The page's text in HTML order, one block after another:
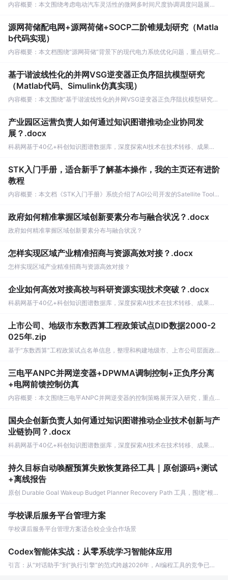
内容概要：本文围绕考虑电动汽车灵活性的微网多时间尺度协调调度问题展开研究，提出了一种基于Matlab的代码实现方案。研究充分利用电动汽车作为移动储能单元所具有的时空灵活性，将其整合到微网能量管理系统中，构建了涵盖日前计划与实时调整两个时间尺度的协调优化调度模型。模型综合考虑了可再生能源（如光伏发电）的波动性、负荷需求变化、分时电价机制以及电动汽车用户的充放电行为等多重因素，通过建立以最小化系统综合运行成本为目标的优化问题，并结合适当的约束条件，采用优化算法求解，从而实现对微网内多种分布式资源的高效协同调度。该方法有效提升了微网对可再生能源的消纳能力和系统运行的经济性与稳定性。; 适合人群：具备一定电力系统基础知识和Matlab编程能力的研究生、科研人员及从事微网、智能电网相关工作的工程技术人员。; 使用场景及目标：①用于教学与科研中深入理解微网多时间尺度调度的机制与建模方法；②为实际微网工程项目中引入电动汽车参与需求响应与调度提供理论依据和可复用的仿真工具；③支撑在能源互联网背景下开展关于需求响应、分布式能源集成及灵活性资源优化利用的前沿研究。; 阅读建议：建议读者结合提供的Matlab代码，逐步理解从问题建模、目标函数设计、约束条件设定到最终优化求解的完整流程，重点关注电动汽车灵活性建模与多时间尺度协调策略的具体实现方式。同时，可通过修改电动汽车渗透率、改变充电策略或调整电价信号等参数进行扩展实验，以深化对系统灵活性资源调度效果与影响因素的理解。
源网荷储配电网+源网荷储+SOCP二阶锥规划研究（Matla
b代码实现）
内容概要：本文档围绕“源网荷储”背景下的现代电力系统优化问题，重点研究基于二阶锥规划（SOCP）的主动配电网优化调度方法，并结合Matlab与Simulink平台实现仿真建模。内容涵盖高渗透率电动汽车接入对配电网承载能力的影响评估、源-网-荷-储协同优化、多时间尺度调度、分布式能源并网控制、储能管理、需求响应及电力系统稳定性分析等关键技术。文档提供了丰富的科研选题与完整的Matlab/Simulink代码实现案例，展示了SOCP在电力系统优化中的建模优势，同时延伸至机器学习、路径规划、信号处理等交叉学科应用，突出数学规划与智能算法在提升系统灵活性与稳定性方面的作用。; 适合人群：适用于具备电力系统、电气工程、自动化或相关专业背景，熟悉Matlab/Simulink仿真环境，从事新能源并网、微电网优化、综合能源系统等方向研究的科研人员、研究生及工程技术人员，尤其适合正在开展高水平学术论文写作或项目开发的专业人士。; 使用场景及目标：①开展含高比例可再生能源与电动汽车接入的配电网承载能力评估与优化调度研究；②掌握基于SOCP的电力系统二阶锥松弛建模与求解方法；③学习光伏、储能、电动汽车等多元设备的协同控制与仿真建模技术；④实现源网荷储协同下的多时间尺度优化策略与Matlab代码开发；⑤拓展至机器学习、路径规划、信号处理等跨学科研究方向。; 阅读建议：建议结合文档附带的网盘资源与完整代码包，按照研究主题循序渐进地实践仿真模型，重点关注SOCP建模流程、YALMIP等优化工具箱的应用，通过复现经典案例加深对电力系统优化理论与工程实现的理解，并在此基础上进行创新性扩展。
基于谐波线性化的并网VSG逆变器正负序阻抗模型研究
（Matlab代码、Simulink仿真实现）
内容概要：本文围绕“基于谐波线性化的并网VSG逆变器正负序阻抗模型研究”展开，结合Matlab代码与Simulink仿真实现，系统探讨了虚拟同步发电机（VSG）在并网运行条件下，尤其是在不平衡电网环境中，其正负序阻抗的建模理论与方法。研究采用谐波线性化技术对VSG这一强非线性系统进行精确的小信号线性化处理，克服了传统线性化方法在处理时变、非线性系统时的局限性，从而建立了能够准确反映系统动态特性的序阻抗模型。该模型为分析VSG并网系统与弱电网之间的交互稳定性提供了坚实的理论基础，并通过详细的仿真验证了所建模型的有效性与准确性，对于提升新能源并网系统的稳定运行能力具有重要意义。; 适合人群：具备电力电子、新能源并网、电力系统自动化或自动控制等相关专业背景，熟练掌握Matlab/Simulink仿真工具，从事新能源发电、微电网控制、阻抗建模与稳定性分析等方向的硕士/博士研究生、科研人员及工程技术人员。; 使用场景及目标：① 深入掌握VSG在电网电压不平衡等复杂工况下的精确建模方法；② 学习并应用谐波线性化这一先进理论解决非线性、时变系统的线性化难题；③ 实现并提取VSG系统的正负序阻抗，完成扫频仿真与奈奎斯特判据分析；④ 评估并网系统的稳定性，为解决实际工程中的振荡问题提供依据，支撑高水平学术论文的撰写与科研项目的深入实施。; 阅读建议：建议读者结合文中提供的Matlab代码与Simulink仿真模型进行同步操作与验证，重点关注谐波线性化的具体实现步骤、关键参数的设置依据以及仿真结果与理论推导的一致性，通过反复调试与对比，深化对VSG系统动态行为和稳定性机理的理解。
产业园区运营负责人如何通过知识图谱推动企业协同发
展？.docx
科易网基于40亿+科创知识图谱数据库，深度探索AI技术在技术转移、成果转化、技术经纪、知识产权、产业创新、科技招商等垂直领域的多样化应用场景，研究科技创新领域的AI+数智化解决方案，推动科技创新与产业创新智能化发展。
STK入门手册，适合新手了解基本操作，我的主页还有进阶
教程
内容概要：本文档《STK入门手册》系统介绍了AGI公司开发的Satellite Tool Kit（STK）软件的基本用法与核心功能，涵盖用户界面操作、地图窗口设置、各类对象（如卫星、航天器、设施、传感器等）的创建与属性定义，以及高级分析模块如高精度轨道预测（HPOP）、长周期轨道内容概要：预测（LOP）、地形本文档为与高分辨率地图《STK入门手册》，介绍了Sat的应用。手册还详细说明了Scellite Tool Kit（STK）软件的基本用enarios的时间设置、单位法与核心功能，配置、数据库管理重点涵盖用户界面操作、地图窗口设置、场景及动画演示等功能，帮助用户进行全面（Scenario）管理的卫星系统仿真、卫星及各类与分析。;对象（如航天器、设施、传感器 适合人群：适用于等）的创建与刚接触STK的新属性配置。手册手用户以及具备详细说明了STK一定经验的卫星系统分析的专业技术特性，包括人员，尤其适合从事高精度轨道预测（HPOP）、长航天、遥感、周期轨道分析（LO通信等领域工程技术人员P）、地形与高分辨率地图模块和研究人员。;、姿态模拟与指向 使用场景及目标：①用于、数据可视化等功能卫星轨道设计、，并提供了对象管理覆盖分析、通、动画设置、单位路计算、传感器配置、数据库调建模等航天用等实用操作任务仿真；指导。附录还包含术语表、文件②支持复杂空间格式说明及高级技术注释。; 适合人群：从事环境下的高精度动力学建模与可视化卫星系统分析、航天分析，提升系统设计与决策效率工程、轨道设计；③辅助等相关领域的科研人员和技术教学培训与工程项目工程师，尤其适合初学者和有一定实践，实现从基础操作到高级经验的STK用户功能的全面掌握。。; 使用; 阅读建议：建议场景及目标：①用于学习和掌握结合STK软件STK软件的基础实际操作同步学习，重点关注操作与高级分析功能；②支持各章节中的属性卫星轨道仿真、覆盖设置与操作流程分析、通路，注意手册中标计算、传感器建注的Notes、模等航天任务的规划与评估；③Hints和Warnings以避免常见错误，辅助教学培训与推荐配合官方教程工程项目中的空间态势与数据库资源深化可视化与数据分析。理解。; 阅读建议：建议结合软件实际操作同步阅读，重点关注各章节中的属性设置、投影类型选择及高级模块说明，注意手册中标注的Notes、Hints和Warnings以避免常见错误。
政府如何精准掌握区域创新要素分布与融合状况？.docx
政府如何精准掌握区域创新要素分布与融合状况？
怎样实现区域产业精准招商与资源高效对接？.docx
怎样实现区域产业精准招商与资源高效对接？
企业如何高效对接高校与科研资源实现技术突破？.docx
科易网基于40亿+科创知识图谱数据库，深度探索AI技术在技术转移、成果转化、技术经纪、知识产权、产业创新、科技招商等垂直领域的多样化应用场景，研究科技创新领域的AI+数智化解决方案，推动科技创新与产业创新智能化发展。
上市公司、地级市东数西算工程政策试点DID数据2000-2
025年.zip
基于“东数西算”工程政策试点名单信息，整理和构建地级市、上市公司层面政策试点DID数据，地级市层面：若地级市布局建设了一体化算力网络数据中心群，则将赋值为1，反之为0。上市公司层面：若上市公司公司所在城市布局建设了一体化算力网络数据中心群，则将赋值为1，反之为0。
三电平ANPC并网逆变器+DPWMA调制控制+正负序分离
+电网前馈控制仿真
内容概要：本文围绕三电平ANPC并网逆变器的控制策略展开深入研究，重点提出了一种融合DPWMA调制控制、正负序分离与电网前馈控制的复合控制方法，并通过Simulink仿真平台实现系统建模与验证。研究详细分析了DPWMA调制技术对中点电位平衡的调节机制，采用正负序分离方法实现对电网电压不平衡的精确补偿，同时引入电网电压前馈控制以增强系统抗干扰能力与动态响应性能。进一步地，结合虚拟同步发电机（VSG）控制与双闭环控制架构，构建了具备惯量支撑、故障穿越能力和构网型特征的高性能逆变器控制系统，有效提升了新能源并网系统在复杂工况下的稳定性与可靠性，适用于高比例可再生能源接入背景下的三电平ANPC并网逆变器控制场景。; 适合人群：电力电子、电气工程及其自动化等相关专业的研究生、科研人员及从事新能源发电系统开发的工程技术人员。; 使用场景及目标：①用于研究和优化三电平ANPC并网逆变器在电网电压不平衡、不对称故障等非理想工况下的控制性能；②为构建具备自主调频调压能力、惯量响应与强鲁棒性的构网型逆变器提供理论依据与技术方案；③适用于高校电力电子与新能源方向的教学实验、科研项目仿真验证以及企业产品研发中的先进控制算法测试与迭代。; 阅读建议：建议读者结合提供的Simulink仿真模型进行实践操作，重点关注DPWMA调制波生成逻辑、正负序分解算法实现、前馈控制环节设计及中点电位平衡控制策略的协同机制，同时可延伸学习VSG控制原理与多目标优化方法，以全面掌握现代并网逆变器的核心控制技术体系。
国央企创新负责人如何通过知识图谱推动企业技术创新与产
业链协同？.docx
科易网基于40亿+科创知识图谱数据库，深度探索AI技术在技术转移、成果转化、技术经纪、知识产权、产业创新、科技招商等垂直领域的多样化应用场景，研究科技创新领域的AI+数智化解决方案，推动科技创新与产业创新智能化发展。
持久目标自动唤醒预算失败恢复路径工具｜原创源码+测试
+离线报告
原创 Durable Goal Wakeup Budget Planner Recovery Path 工具，围绕“根据目标优先级、剩余配额、待办成熟度、证据变化与截止时间分配自动唤醒次数”的结果，把常见失败、重试、降级、人工接管和最终完成状态建立可达路径图。压缩包包含完整源码、3 项自动化测试、可复现合成示例、离线 HTML/JSON/SVG 报告、1080×720 真实运行效果图、README、运行说明、功能清单、MIT License 及原创与授权声明。运行时零第三方依赖，不包含热点产品或开源项目源码、Logo、官方截图、论文、生产日志或其他受限素材。
学校课后服务平台管理方案
学校课后服务平台管理方案适合校企业合作场景
Codex智能体实战：从零系统学习智能体应用
引言：从“对话助手”到“执行引擎”的范式跨越2026年，AI编程工具的竞争已从单纯的“代码补全”正式跨入“智能体（Agent）”时代。以OpenAI Codex为代表的新一代工具，不再是只能聊天的对话助手，而是进化为支持工具调用、自主决策、多任务并行乃至连接外部系统的“可执行AI工作台”。但一个困扰许多开发者的问题是：大模型能力很强，为什么真让它干点实事就卡壳？原因很简单——LLM只有“大脑”，没有“手脚”，打不开文件、跑不了脚本、画不了图表。智能体的本质，就是给这颗聪明的大脑装上规划、记忆和工具三大模块，让它变成一个能闭环干活的完整系统。